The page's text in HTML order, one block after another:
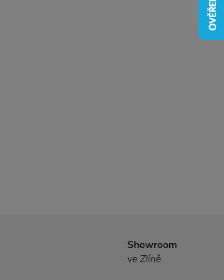
Showroom
ve Zlíně